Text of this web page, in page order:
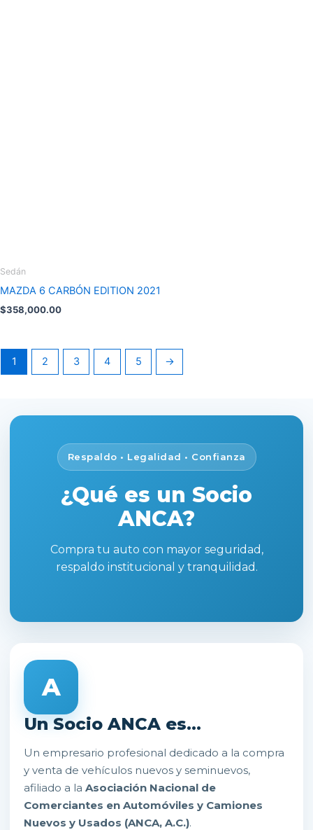
Sedán
MAZDA 6 CARBÓN EDITION 2021
$358,000.00
1 2 3 4 5 →
Respaldo • Legalidad • Confianza
¿Qué es un Socio
ANCA?
Compra tu auto con mayor seguridad,
respaldo institucional y tranquilidad.
A
Un Socio ANCA es...
Un empresario profesional dedicado a la compra
y venta de vehículos nuevos y seminuevos,
afiliado a la Asociación Nacional de
Comerciantes en Automóviles y Camiones
Nuevos y Usados (ANCA, A.C.).